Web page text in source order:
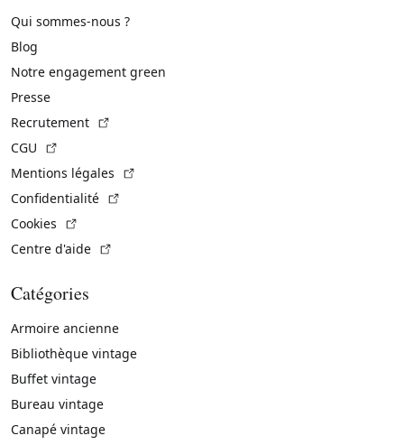
Qui sommes-nous ?
Blog
Notre engagement green
Presse
Recrutement
CGU
Mentions légales
Confidentialité
Cookies
Centre d'aide
Catégories
Armoire ancienne
Bibliothèque vintage
Buffet vintage
Bureau vintage
Canapé vintage